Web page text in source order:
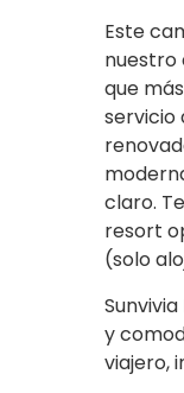
Este
nuestro
que
servicio
claro.
resort
(solo
y
viajero,